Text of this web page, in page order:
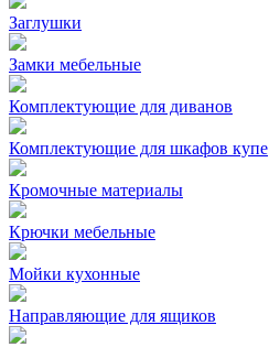
Заглушки
Замки мебельные
Комплектующие для диванов
Комплектующие для шкафов купе
Кромочные материалы
Крючки мебельные
Мойки кухонные
Направляющие для ящиков